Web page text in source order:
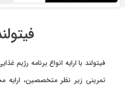
فیتولند با ارایه انواع برنامه رژیم
تمرینیزیر نظر متخصصین، ارایه